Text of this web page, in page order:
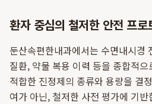
환자 중심의 철저한 안전 프로
둔산속편한내과에서는 수면내시경
질환, 약물 복용 이력 등을 종합적
적합한 진정제의 종류와 용량을 결
여가 아닌, 철저한 사전 평가에 기